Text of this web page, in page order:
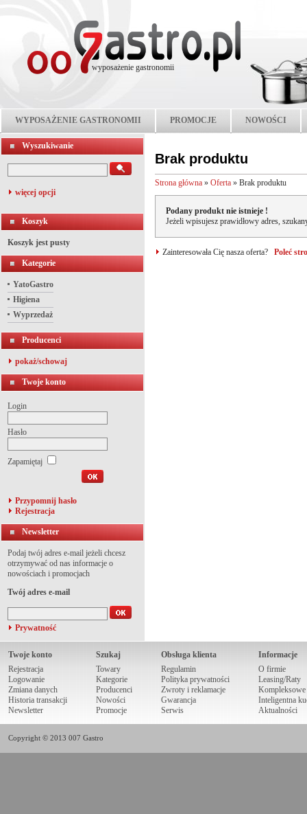
wyposażenie gastronomii
WYPOSAŻENIE GASTRONOMII PROMOCJE NOWOŚCI
Wyszukiwanie
więcej opcji
Koszyk
Koszyk jest pusty
Kategorie
YatoGastro
Higiena
Wyprzedaż
Producenci
pokaż/schowaj
Twoje konto
Login
Hasło
Zapamiętaj
Przypomnij hasło
Rejestracja
Newsletter
Podaj twój adres e-mail jeżeli chcesz
otrzymywać od nas informacje o
nowościach i promocjach
Twój adres e-mail
Prywatność
Brak produktu
Strona główna » Oferta » Brak produktu
Podany produkt nie istnieje !
Jeżeli wpisujesz prawidłowy adres,
Zainteresowała Cię nasza oferta? Poleć
Twoje konto
Rejestracja
Logowanie
Zmiana danych
Historia transakcji
Newsletter
Szukaj
Towary
Kategorie
Producenci
Nowości
Promocje
Obsługa klienta
Regulamin
Polityka prywatności
Zwroty i reklamacje
Gwarancja
Serwis
Informacje
O firmie
Leasing/Raty
Kompleksowe
Inteligentna
Aktualności
Copyright © 2013 007 Gastro